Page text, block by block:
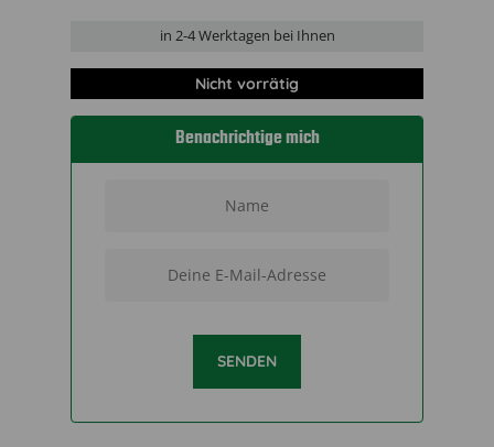
in 2-4 Werktagen bei Ihnen
Nicht vorrätig
Benachrichtige mich
SENDEN